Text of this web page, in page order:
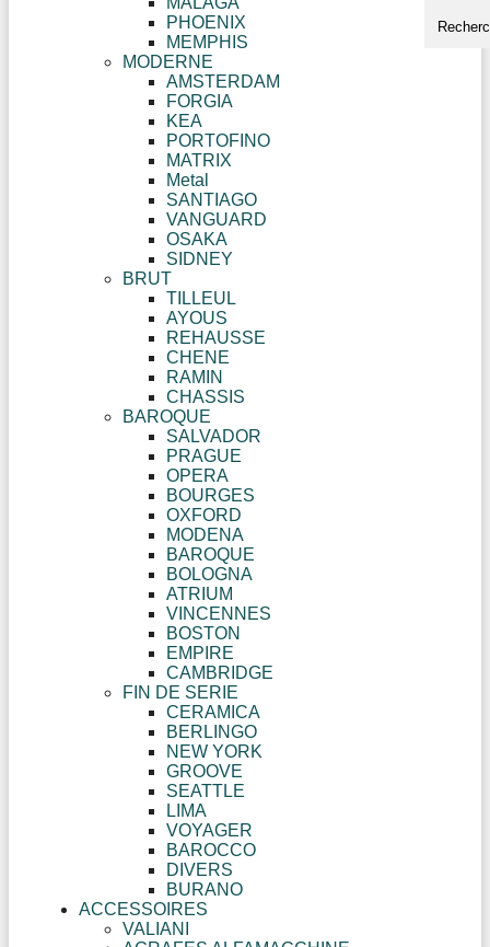
PHOENIX
MEMPHIS
MODERNE
AMSTERDAM
FORGIA
KEA
PORTOFINO
MATRIX
Metal
SANTIAGO
VANGUARD
OSAKA
SIDNEY
BRUT
TILLEUL
AYOUS
REHAUSSE
CHENE
RAMIN
CHASSIS
BAROQUE
SALVADOR
PRAGUE
OPERA
BOURGES
OXFORD
MODENA
BAROQUE
BOLOGNA
ATRIUM
VINCENNES
BOSTON
EMPIRE
CAMBRIDGE
FIN DE SERIE
CERAMICA
BERLINGO
NEW YORK
GROOVE
SEATTLE
LIMA
VOYAGER
BAROCCO
DIVERS
BURANO
ACCESSOIRES
VALIANI